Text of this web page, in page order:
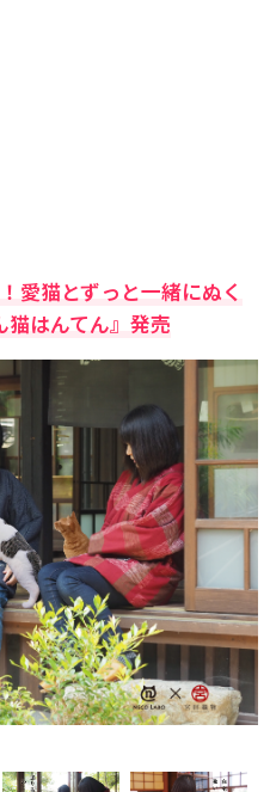
愛猫とずっと一緒にぬく
猫はんてん』発売